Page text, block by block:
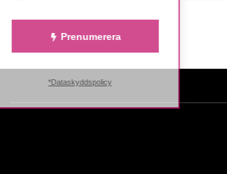
Prenumerera
*Dataskyddspolicy